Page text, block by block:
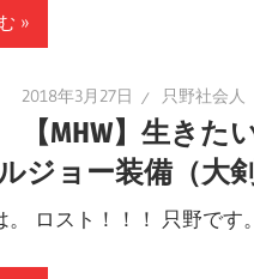
2018年3月27日 只野社会人
【MHW】生きた
ジョー装備（大剣
。 ロスト！！！ 只野です。